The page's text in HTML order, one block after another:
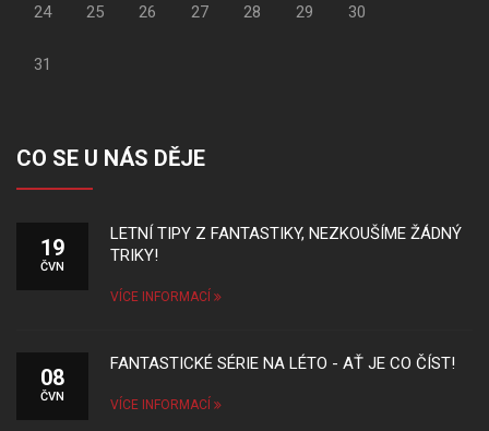
24 25 26 27 28 29 30
31
CO SE U NÁS DĚJE
19
ČVN
LETNÍ TIPY Z FANTASTIKY, NEZKOUŠÍME ŽÁDNÝ
TRIKY!
VÍCE INFORMACÍ
08
ČVN
FANTASTICKÉ SÉRIE NA LÉTO - AŤ JE CO ČÍST!
VÍCE INFORMACÍ